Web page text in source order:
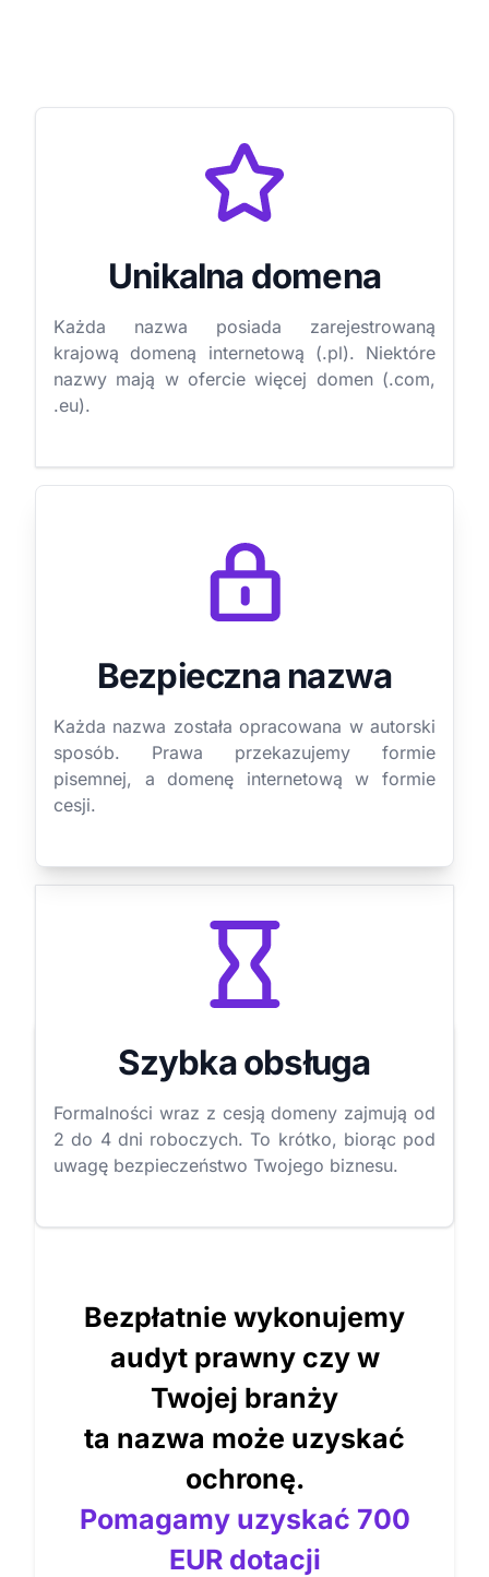
Unikalna domena
Każda nazwa posiada zarejestrowaną
krajową domeną internetową (.pl). Niektóre
nazwy mają w ofercie więcej domen (.com,
.eu).
Bezpieczna nazwa
Każda nazwa została opracowana w autorski
sposób. Prawa przekazujemy formie
pisemnej, a domenę internetową w formie
cesji.
Szybka obsługa
Formalności wraz z cesją domeny zajmują od
2 do 4 dni roboczych. To krótko, biorąc pod
uwagę bezpieczeństwo Twojego biznesu.
Bezpłatnie wykonujemy
audyt prawny czy w
Twojej branży
ta nazwa może uzyskać
ochronę.
Pomagamy uzyskać 700
EUR dotacji